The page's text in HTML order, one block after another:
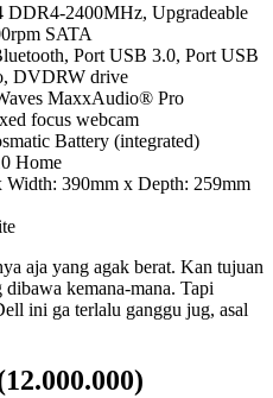
2400MHz, Upgradeable
SATA
Port USB 3.0, Port USB
DVDRW drive
MaxxAudio® Pro
focus webcam
Battery (integrated)
Home
390mm x Depth: 259mm
aja yang agak berat. Kan tujuan
kemana-mana. Tapi
ini ga terlalu ganggu jug, asal